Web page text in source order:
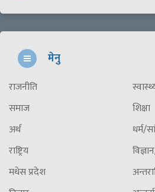
मेनु
राजनीति
समाज
अर्थ
राष्ट्रिय
मधेस प्रदेश
शिक्षा
धर्म/